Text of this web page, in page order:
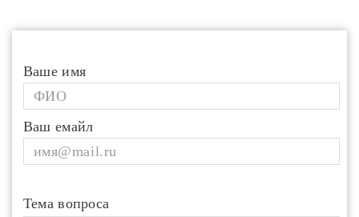
Ваше имя
Ваш емайл
Тема вопроса